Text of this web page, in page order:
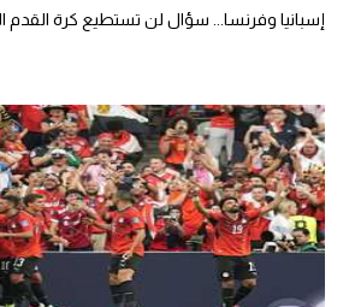
إسبانيا وفرنسا... سؤال لن تستطيع كرة القدم